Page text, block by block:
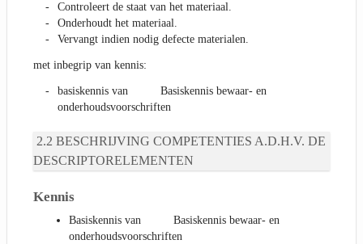
Controleert de staat van het materiaal.
Onderhoudt het materiaal.
Vervangt indien nodig defecte materialen.
met inbegrip van kennis:
basiskennis van Basiskennis bewaar- en
onderhoudsvoorschriften
BESCHRIJVING COMPETENTIES A.D.H.V. DE
DESCRIPTORELEMENTEN
Kennis
Basiskennis van Basiskennis bewaar- en
onderhoudsvoorschriften